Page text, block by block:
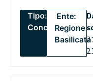
Tipo:
Concorsi
Ente:
Regione
Basilicata